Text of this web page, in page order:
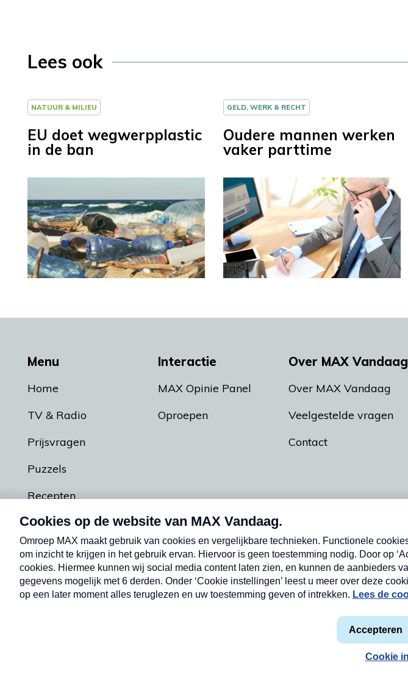
Lees ook
NATUUR & MILIEU
EU doet wegwerpplastic
in de ban
GELD, WERK & RECHT
Oudere mannen werken
vaker parttime
Menu
Home
TV & Radio
Prijsvragen
Puzzels
Recepten
Podcasts
Interactie
MAX Opinie Panel
Oproepen
Over MAX Vandaag
Over MAX Vandaag
Veelgestelde vragen
Contact
Privacyverklaring